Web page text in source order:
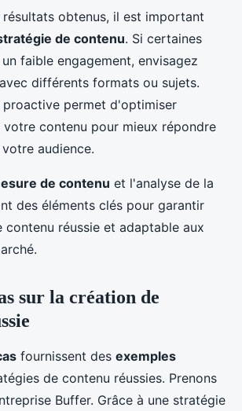
obtenus, il est important
de contenu. Si certaines
faible engagement, envisagez
différents formats ou sujets.
permet d'optimiser
contenu pour mieux répondre
audience.
de contenu et l'analyse de la
des éléments clés pour garantir
contenu réussie et adaptable aux
sur la création de
fournissent des exemples
de contenu réussies. Prenons
Buffer. Grâce à une stratégie